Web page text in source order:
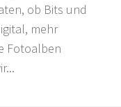
ob Bits und
mehr
Fotoalben